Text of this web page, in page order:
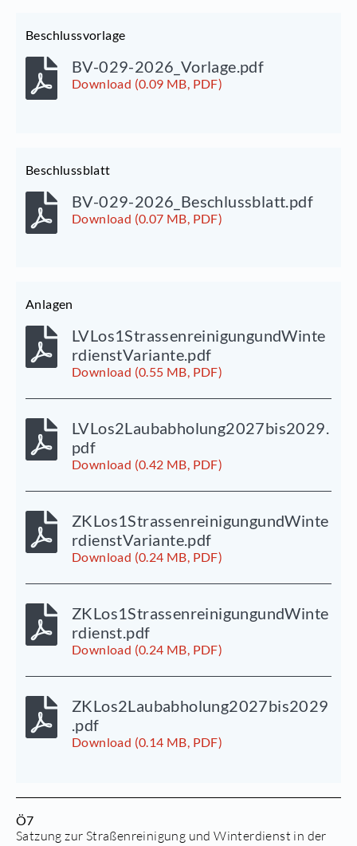
Beschlussvorlage
BV-029-2026_Vorlage.pdf
Download (0.09 MB, PDF)
Beschlussblatt
BV-029-2026_Beschlussblatt.pdf
Download (0.07 MB, PDF)
Anlagen
LVLos1StrassenreinigungundWinte
rdienstVariante.pdf
Download (0.55 MB, PDF)
LVLos2Laubabholung2027bis2029.
pdf
Download (0.42 MB, PDF)
ZKLos1StrassenreinigungundWinte
rdienstVariante.pdf
Download (0.24 MB, PDF)
ZKLos1StrassenreinigungundWinte
rdienst.pdf
Download (0.24 MB, PDF)
ZKLos2Laubabholung2027bis2029
.pdf
Download (0.14 MB, PDF)
Ö7
Satzung zur Straßenreinigung und Winterdienst in der